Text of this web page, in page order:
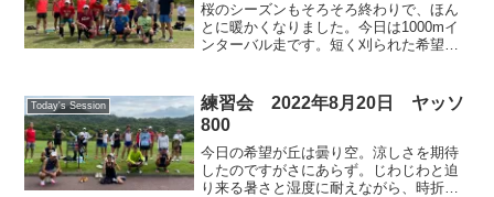
桜のシーズンもそろそろ終わりで、ほん
とに暖かくなりました。今日は1000mイ
ンターバル走です。短く刈られた希望が
でこれに3〜5回取り組みます。いつもの
ように時計...
Today's Session
練習会 2022年8月20日 ヤッソ
800
今日の希望が丘は曇り空。涼しさを期待
したのですがさにあらず。じわじわと迫
り来る暑さと湿度に耐えながら、時折吹